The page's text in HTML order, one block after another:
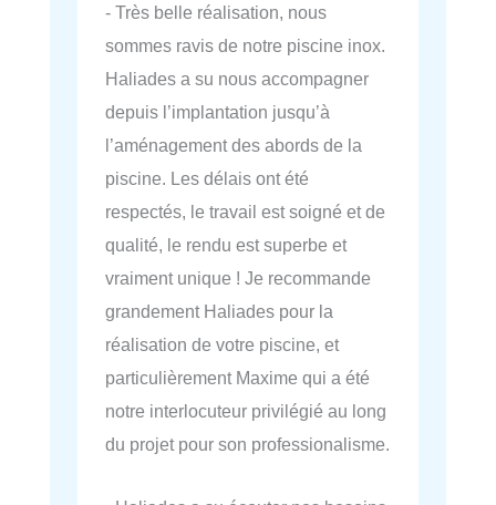
- Très belle réalisation, nous
sommes ravis de notre piscine inox.
Haliades a su nous accompagner
depuis l’implantation jusqu’à
l’aménagement des abords de la
piscine. Les délais ont été
respectés, le travail est soigné et de
qualité, le rendu est superbe et
vraiment unique ! Je recommande
grandement Haliades pour la
réalisation de votre piscine, et
particulièrement Maxime qui a été
notre interlocuteur privilégié au long
du projet pour son professionalisme.